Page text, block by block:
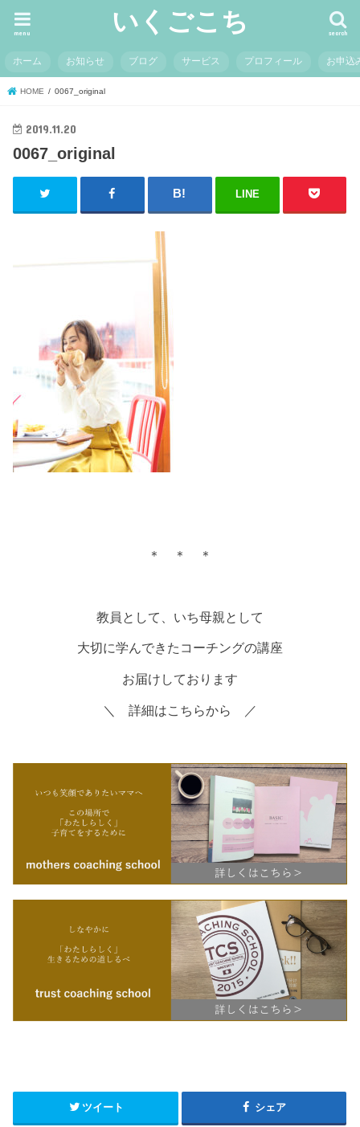
いくごこち search
menu
ホーム お知らせ ブログ サービス プロフィール お申込
HOME 0067_original
2019.11.20
0067_original
LINE
＊ ＊ ＊
教員として、いち母親として
大切に学んできたコーチングの講座
お届けしております
＼ 詳細はこちらから ／
ツイート シェア